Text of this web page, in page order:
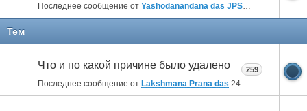
Последнее сообщение от Yashodanandana das JPS12.02.2011
Тем
Что и по какой причине было удалено
Последнее сообщение от Lakshmana Prana das 24.04.2026 22:55
259